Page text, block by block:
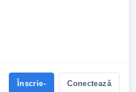
Înscrie-
Conectează